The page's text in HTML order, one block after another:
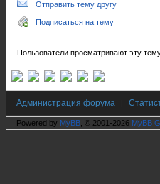
Отправить тему другу
Подписаться на тему
Пользователи просматривают эту
Администрация форума |
Powered by MyBB , © 2001-2026 MyBB